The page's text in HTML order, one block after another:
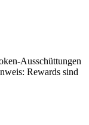
Ausschüttungen
Rewards sind